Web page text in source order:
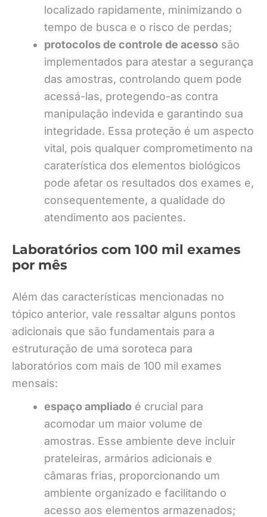
localizado rapidamente, minimizando o
tempo de busca e o risco de perdas;
protocolos de controle de acesso são
implementados para atestar a segurança
das amostras, controlando quem pode
acessá-las, protegendo-as contra
manipulação indevida e garantindo sua
integridade. Essa proteção é um aspecto
vital, pois qualquer comprometimento na
caraterística dos elementos biológicos
pode afetar os resultados dos exames e,
consequentemente, a qualidade do
atendimento aos pacientes.
Laboratórios com 100 mil exames
por mês
Além das características mencionadas no
tópico anterior, vale ressaltar alguns pontos
adicionais que são fundamentais para a
estruturação de uma soroteca para
laboratórios com mais de 100 mil exames
mensais:
espaço ampliado é crucial para
acomodar um maior volume de
amostras. Esse ambiente deve incluir
prateleiras, armários adicionais e
câmaras frias, proporcionando um
ambiente organizado e facilitando o
acesso aos elementos armazenados;